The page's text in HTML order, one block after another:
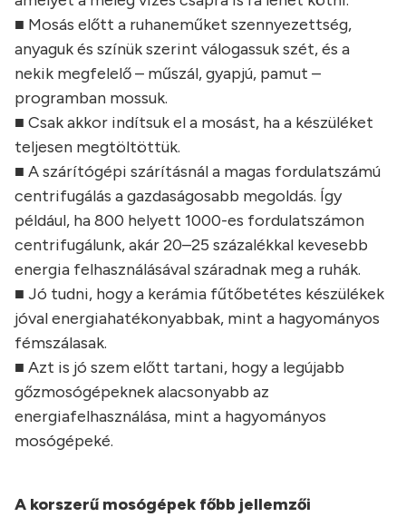
■ Mosás előtt a ruhaneműket szennyezettség,
anyaguk és színük szerint válogassuk szét, és a
nekik megfelelő – műszál, gyapjú, pamut –
programban mossuk.
■ Csak akkor indítsuk el a mosást, ha a készüléket
teljesen megtöltöttük.
■ A szárítógépi szárításnál a magas fordulatszámú
centrifugálás a gazdaságosabb megoldás. Így
például, ha 800 helyett 1000-es fordulatszámon
centrifugálunk, akár 20–25 százalékkal kevesebb
energia felhasználásával száradnak meg a ruhák.
■ Jó tudni, hogy a kerámia fűtőbetétes készülékek
jóval energiahatékonyabbak, mint a hagyományos
fémszálasak.
■ Azt is jó szem előtt tartani, hogy a legújabb
gőzmosógépeknek alacsonyabb az
energiafelhasználása, mint a hagyományos
mosógépeké.
A korszerű mosógépek főbb jellemzői